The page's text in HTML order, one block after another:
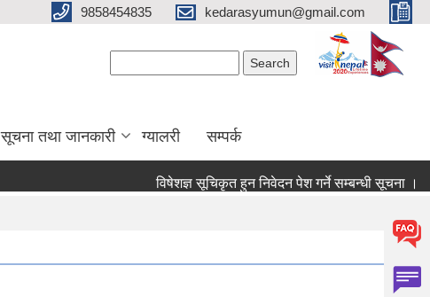
9858454835 kedarasyumun@gmail.com
सूचना तथा जानकारी ग्यालरी सम्पर्क
विषेशज्ञ सूचिकृत हुन निवेदन पेश गर्ने सम्बन्धी सूचना ।